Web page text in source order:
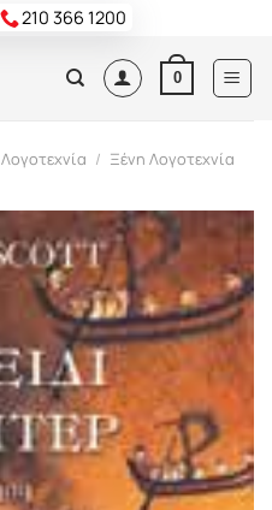
210 366 1200
0
Λογοτεχνία / Ξένη Λογοτεχνία